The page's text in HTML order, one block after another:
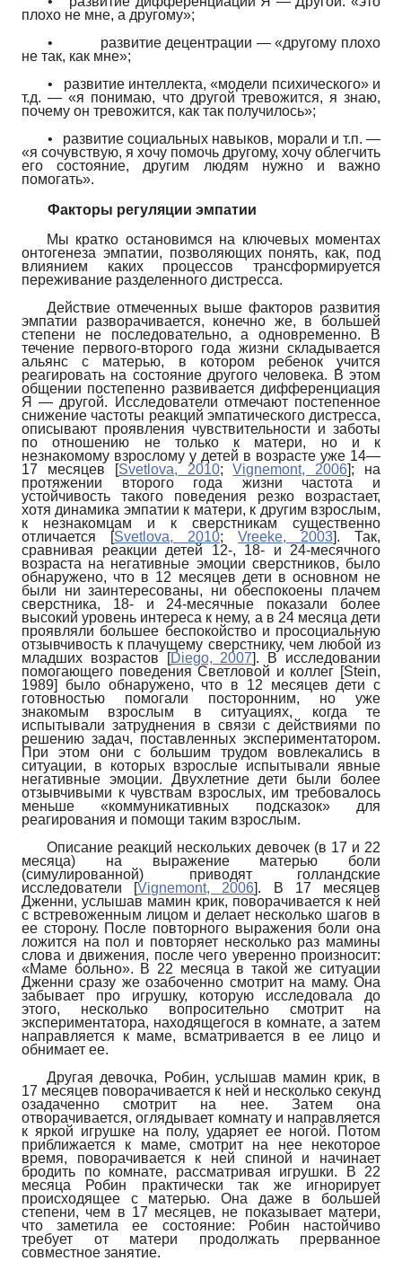
плохо не мне, а другому»;
•
развитие децентрации — «другому плохо
не так, как мне»;
•
развитие интеллекта, «модели психического» и
т.д. — «я понимаю, что другой тревожится, я знаю,
почему он тревожится, как так получилось»;
•
развитие социальных навыков, морали и т.п. —
«я сочувствую, я хочу помочь другому, хочу облегчить
его состояние, другим людям нужно и важно
помогать».
Факторы регуляции эмпатии
Мы кратко остановимся на ключевых моментах
онтогенеза эмпатии, позволяющих понять, как, под
влиянием каких процессов трансформируется
переживание разделенного дистресса.
Действие отмеченных выше факторов развития
эмпатии разворачивается, конечно же, в большей
степени не последовательно, а одновременно. В
течение первого-второго года жизни складывается
альянс с матерью, в котором ребенок учится
реагировать на состояние другого человека. В этом
общении постепенно развивается дифференциация
Я — другой. Исследователи отмечают постепенное
снижение частоты реакций эмпа­тического дистресса,
описывают проявления чувствительности и заботы
по отношению не только к матери, но и к
незнакомому взрослому у детей в возрасте уже 14—
17 месяцев
[Svetlova, 2010;Vignemont, 2006]; на
протяжении второго года жизни частота и
устойчивость такого поведения резко возрастает,
хотя динамика эмпатии к матери, к другим взрослым,
к незнакомцам и к сверстникам существенно
отличается
[Svetlova, 2010; Vreeke, 2003]. Так,
сравнивая реакции детей 12-, 18- и 24-месячного
возраста на негативные эмоции сверстников, было
обнаружено, что в 12 месяцев дети в основном не
были ни заинтересованы, ни обеспокоены плачем
сверстника, 18- и 24-месячные показали более
высокий уровень интереса к нему, а в 24 месяца дети
проявляли большее беспокойство и просоциальную
отзывчивость к плачущему сверстнику, чем любой из
младших возрастов
[Diego, 2007]. В исследовании
помогающего поведения Светловой и коллег [Stein,
1989]
было обнаружено, что в 12 месяцев дети с
готовностью помогали посторонним, но уже
знакомым взрослым в ситуациях, когда те
испытывали затруднения в связи с действиями по
решению задач, поставленных экспериментатором.
При этом они с большим трудом вовлекались в
ситуации, в которых взрослые испытывали явные
негативные эмоции. Двухлетние дети были более
отзывчивыми к чувствам взрослых, им требовалось
меньше «коммуникативных подсказок» для
реагирования и помощи таким взрослым.
Описание реакций нескольких девочек (в 17 и 22
месяца) на выражение матерью боли
(симулированной) приводят голландские
исследователи
[Vignemont, 2006]. В 17 месяцев
Дженни, услышав мамин крик, поворачивается к ней
с встревоженным лицом и делает несколько шагов в
ее сторону. После повторного выражения боли она
ложится на пол и повторяет несколько раз мамины
слова и движения, после чего уверенно произносит:
«Маме больно». В 22 месяца в такой же ситуации
Дженни сразу же озабоченно смотрит на маму. Она
забывает про игрушку, которую исследовала до
этого, несколько вопросительно смотрит на
экспериментатора, находящегося в комнате, а затем
направляется к маме, всматривается в ее лицо и
обнимает ее.
Другая девочка, Робин, услышав мамин крик, в
17 месяцев поворачивается к ней и несколько секунд
озадаченно смотрит на нее. Затем она
отворачивается, оглядывает комнату и направляется
к яркой игрушке на полу, ударяет ее ногой. Потом
приближается к маме, смотрит на нее некоторое
время, поворачивается к ней спиной и начинает
бродить по комнате, рассматривая игрушки. В 22
месяца Робин практически так же игнорирует
происходящее с матерью. Она даже в большей
степени, чем в 17 месяцев, не показывает матери,
что заметила ее состояние: Робин настойчиво
требует от матери продолжать прерванное
совместное занятие.